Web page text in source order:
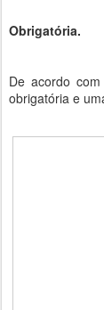
Obrigatória.
De acordo
obrigatória e